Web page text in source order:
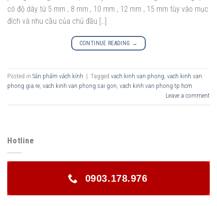
có độ dày từ 5 mm , 8 mm , 10 mm , 12 mm , 15 mm tùy vào mục
đích và nhu cầu của chủ đầu […]
CONTINUE READING →
Posted in Sản phẩm vách kính | Tagged vach kinh van phong, vach kinh van
phong gia re, vach kinh van phong sai gon, vach kinh van phong tp hcm
Leave a comment
Hotline
0903.178.976